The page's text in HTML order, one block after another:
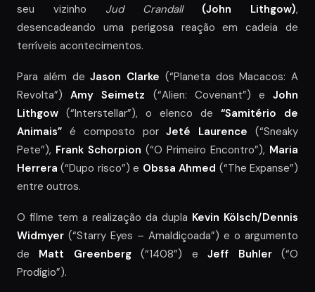
seu vizinho Jud Crandall (John Lithgow),
desencadeando uma perigosa reação em cadeia de
terríveis acontecimentos.
Para além deJason Clarke (“Planeta dos Macacos: A
Revolta”)Amy Seimetz (“Alien: Covenant”) eJohn
Lithgow (“Interstellar”), o elenco de “Samitério de
Animais” é composto porJeté Laurence (“Sneaky
Pete”), Frank Schorpion (“O Primeiro Encontro”), Maria
Herrera (“Dupo risco”) e Obssa Ahmed (“The Expanse”)
entre outros.
O filme tem a realização da dupla Kevin Kölsch/Dennis
Widmyer (“Starry Eyes – Amaldiçoada”) e o argumento
de Matt Greenberg(“1408”) eJeff Buhler(“O
Prodígio”).